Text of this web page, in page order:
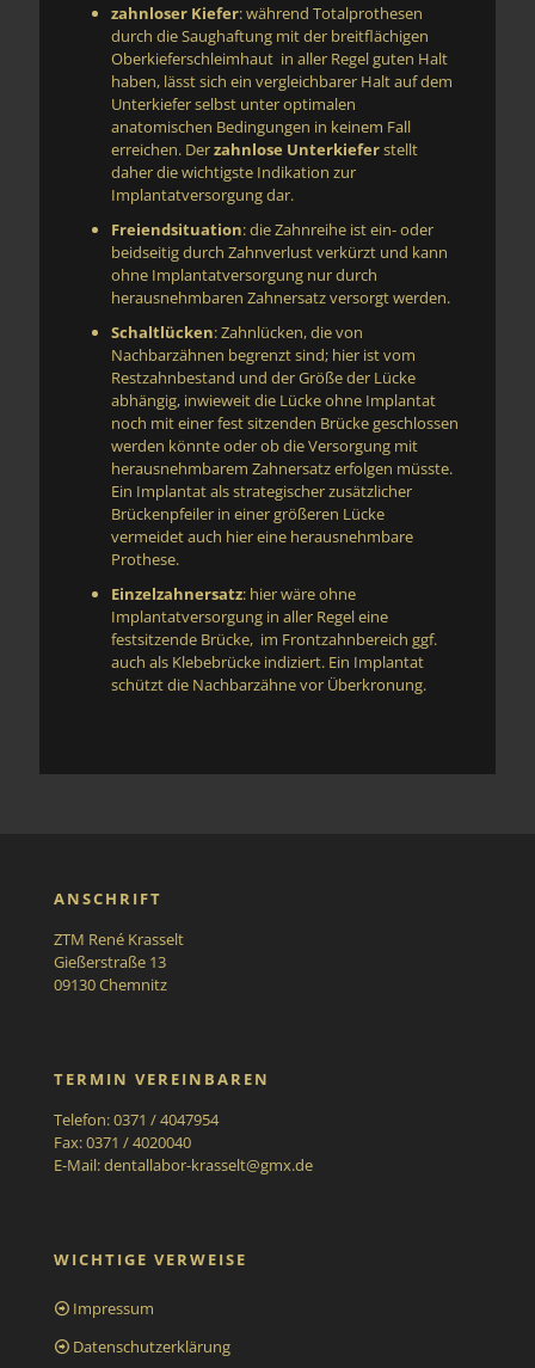
zahnloser Kiefer: während Totalprothesen
durch die Saughaftung mit der breitflächigen
Oberkieferschleimhaut in aller Regel guten Halt
haben, lässt sich ein vergleichbarer Halt auf dem
Unterkiefer selbst unter optimalen
anatomischen Bedingungen in keinem Fall
erreichen. Derzahnlose Unterkieferstellt
daher die wichtigste Indikation zur
Implantatversorgung dar.
Freiendsituation: die Zahnreihe ist ein- oder
beidseitig durch Zahnverlust verkürzt und kann
ohne Implantatversorgung nur durch
herausnehmbaren Zahnersatz versorgt werden.
Schaltlücken: Zahnlücken, die von
Nachbarzähnen begrenzt sind; hier ist vom
Restzahnbestand und der Größe der Lücke
abhängig, inwieweit die Lücke ohne Implantat
noch mit einer fest sitzenden Brücke geschlossen
werden könnte oder ob die Versorgung mit
herausnehmbarem Zahnersatz erfolgen müsste.
Ein Implantat als strategischer zusätzlicher
Brückenpfeiler in einer größeren Lücke
vermeidet auch hier eine herausnehmbare
Prothese.
Einzelzahnersatz: hier wäre ohne
Implantatversorgung in aller Regel eine
festsitzende Brücke, im Frontzahnbereich ggf.
auch als Klebebrücke indiziert. Ein Implantat
schützt die Nachbarzähne vor Überkronung.
ANSCHRIFT
ZTM René Krasselt
Gießerstraße 13
09130 Chemnitz
TERMIN VEREINBAREN
Telefon: 0371 / 4047954
Fax: 0371 / 4020040
E-Mail:dentallabor-krasselt@gmx.de
WICHTIGE VERWEISE
Impressum
Datenschutzerklärung